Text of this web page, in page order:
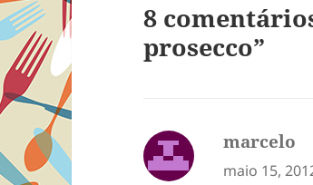
8
prosecco”
marcelo
maio 15,